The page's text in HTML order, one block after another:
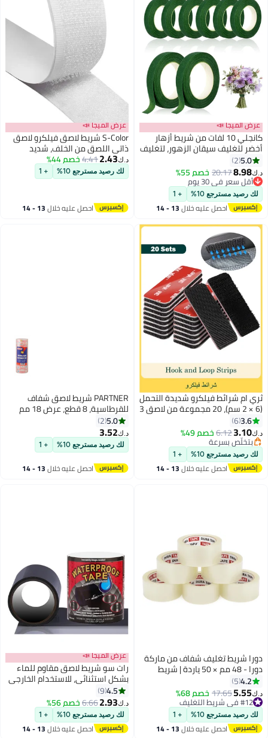
الميجا 📣
كانجلي 10 لفات من شريط أزهار
لتغليف سيقان الزهور، لتغليف
وأعمال الحرف اليدوية، باقات
الأكاليل وترتيبات الزهور
5.0
2
8.98
20.17خصم 55%
أقل سعر في 30 يوم
أقل سعر في 30 يوم
رصيد مسترجع 10% + 1
احصل عليه خلال 13 - 14
عرض الميجا 📣
S-Color شريط لاصق فيلكرو لاصق
ذاتي اللصق من الخلف، شديد
التحمل وقابل لإعادة الاستخدام على
الوجهين، 6 أمتار * 2 سم
2.43
4.41خصم 44%
لك رصيد مسترجع 10% + 1
احصل عليه خلال 13 - 14
ام شرائط فيلكرو شديدة التحمل
(6 × 2 سم)، 20 مجموعة من لاصق 3
اتش بي، مقاومة للماء
اسود، مثالية للاستخدام
والخارجي
3.6
6
3.10
6.12خصم 49%
بتخلّص بسرعة
بتخلّص بسرعة
رصيد مسترجع 10% + 1
احصل عليه خلال 13 - 14
PARTNER شريط لاصق شفاف
للقرطاسية، 8 قطع، عرض 18 مم
5.0
2
3.52
لك رصيد مسترجع 10% + 1
احصل عليه خلال 13 - 14
شريط تغليف شفاف من ماركة
دورا - 48 مم × 50 ياردة | شريط
قوي شديد التحمل لإغلاق
مناسب للنقل والشحن
4.2
5
5.55
17.65خصم 68% #12 في شريط التغليف
بتخلّص بسرعة
#12 في شريط التغليف
رصيد مسترجع 10% + 1
احصل عليه خلال 13 - 14
عرض الميجا 📣
رات سو شريط لاصق مقاوم للماء
بشكل استثنائي، للاستخدام الخارجي
والداخلي، لإصلاح الأسطح والسقف،
بعرض 10 سم وطول 1.5 متر، شريط
داكت بالأشعة فوق البنفسجية،
يلتصق بنفسه، لون أسود.
4.5
9
2.93
6.66خصم 56%
لك رصيد مسترجع 10% + 1
احصل عليه خلال 13 - 14